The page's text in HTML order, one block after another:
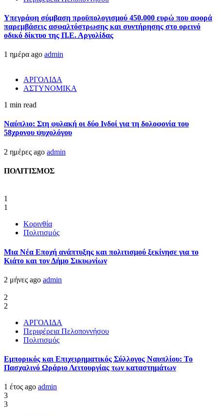
Υπεγράφη σύμβαση προϋπολογισμού 450.000 ευρώ που αφορά
παρεμβάσεις ασφαλτόστρωσης και συντήρησης στο ορεινό
οδικό δίκτυο της Π.Ε. Αργολίδας
1 ημέρα ago admin
ΑΡΓΟΛΙΔΑ
ΑΣΤΥΝΟΜΙΚΑ
1 min read
Ναύπλιο: Στη φυλακή οι δύο Ινδοί για τη δολοφονία του
58χρονου ψυχολόγου
2 ημέρες ago admin
ΠΟΛΙΤΙΣΜΟΣ
1
1
Κορινθία
Πολιτισμός
Μια Νέα Εποχή ανάπτυξης και πολιτισμού ξεκίνησε για το
Κιάτο και τον Δήμο Σικυωνίων
2 μήνες ago admin
2
2
ΑΡΓΟΛΙΔΑ
Περιφέρεια Πελοποννήσου
Πολιτισμός
Εμπορικός και Επιχειρηματικός Σύλλογος Ναυπλίου: Το
Πασχαλινό Ωράριο Λειτουργίας των καταστημάτων
1 έτος ago admin
3
3